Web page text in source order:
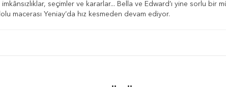
seçimler ve kararlar... Bella ve Edward’ı yine sorlu bir
macerası Yeniay’da hız kesmeden devam ediyor.